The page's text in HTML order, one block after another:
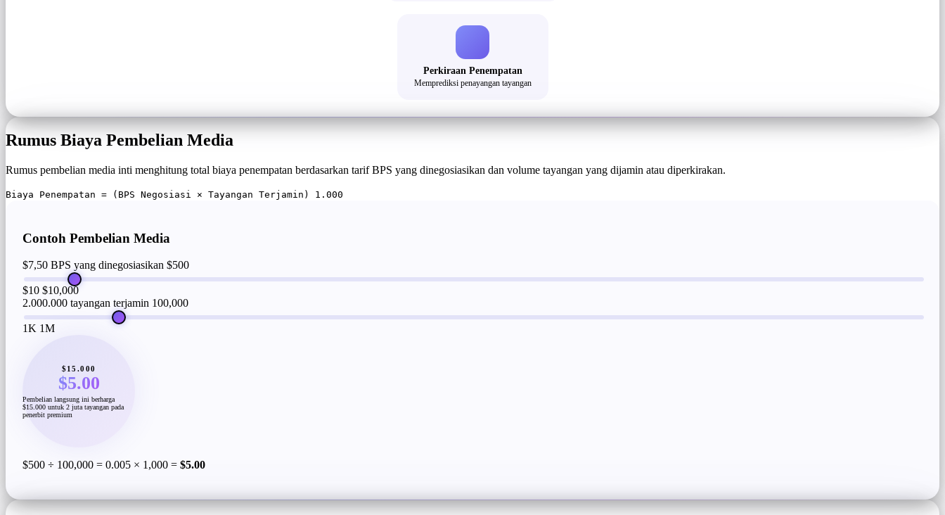
Perkiraan Penempatan
Memprediksi penayangan tayangan
Rumus Biaya Pembelian Media
Rumus pembelian media inti menghitung total biaya penempatan berdasarkan tarif BPS yang dinegosiasikan dan volume tayangan yang dijamin atau diperkirakan.
Biaya Penempatan = (BPS Negosiasi × ​​Tayangan Terjamin) 1.000
Contoh Pembelian Media
$7,50 BPS yang dinegosiasikan $500
$10 $10,000
2.000.000 tayangan terjamin 100,000
1K 1M
$15.000
$5.00
Pembelian langsung ini berharga
$15.000 untuk 2 juta tayangan pada
penerbit premium
$500 ÷ 100,000 = 0.005 × 1,000 = $5.00